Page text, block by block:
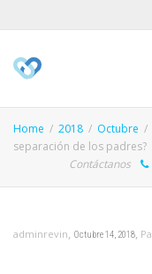
Home 2018 Octubre
separación de los padres?
Contáctanos
adminrevin, Octubre 14, 2018,